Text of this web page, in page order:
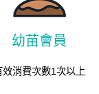
幼苗會員
效消費次數1次以上